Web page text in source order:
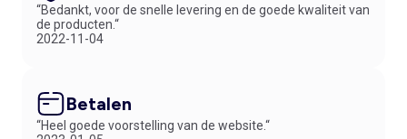
“Bedankt, voor de snelle levering en de goede kwaliteit van
de producten.“
2022-11-04
Betalen
“Heel goede voorstelling van de website.“